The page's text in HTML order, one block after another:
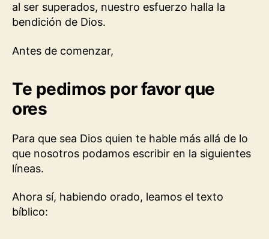
al ser superados, nuestro esfuerzo halla la
bendición de Dios.
Antes de comenzar,
Te pedimos por favor que
ores
Para que sea Dios quien te hable más allá de lo
que nosotros podamos escribir en la siguientes
líneas.
Ahora sí, habiendo orado, leamos el texto
bíblico: